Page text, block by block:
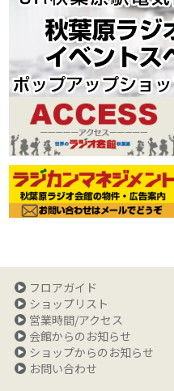
フロアガイド
ショップリスト
営業時間/アクセス
会館からのお知らせ
ショップからのお知らせ
お問い合わせ